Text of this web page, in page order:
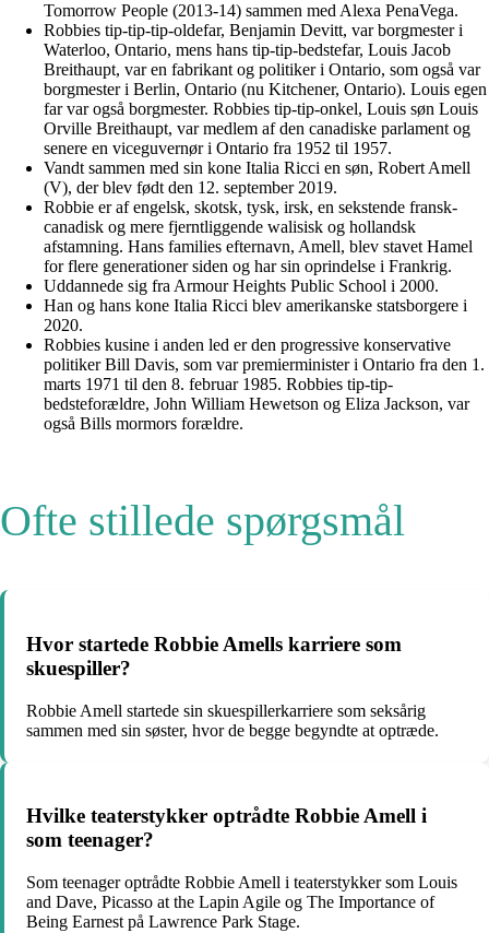
Tomorrow People (2013-14) sammen med Alexa PenaVega.
Robbies tip-tip-tip-oldefar, Benjamin Devitt, var borgmester i
Waterloo, Ontario, mens hans tip-tip-bedstefar, Louis Jacob
Breithaupt, var en fabrikant og politiker i Ontario, som også var
borgmester i Berlin, Ontario (nu Kitchener, Ontario). Louis egen
far var også borgmester. Robbies tip-tip-onkel, Louis søn Louis
Orville Breithaupt, var medlem af den canadiske parlament og
senere en viceguvernør i Ontario fra 1952 til 1957.
Vandt sammen med sin kone Italia Ricci en søn, Robert Amell
(V), der blev født den 12. september 2019.
Robbie er af engelsk, skotsk, tysk, irsk, en sekstende fransk-
canadisk og mere fjerntliggende walisisk og hollandsk
afstamning. Hans families efternavn, Amell, blev stavet Hamel
for flere generationer siden og har sin oprindelse i Frankrig.
Uddannede sig fra Armour Heights Public School i 2000.
Han og hans kone Italia Ricci blev amerikanske statsborgere i
2020.
Robbies kusine i anden led er den progressive konservative
politiker Bill Davis, som var premierminister i Ontario fra den 1.
marts 1971 til den 8. februar 1985. Robbies tip-tip-
bedsteforældre, John William Hewetson og Eliza Jackson, var
også Bills mormors forældre.
Ofte stillede spørgsmål
Hvor startede Robbie Amells karriere som
skuespiller?
Robbie Amell startede sin skuespillerkarriere som seksårig
sammen med sin søster, hvor de begge begyndte at optræde.
Hvilke teaterstykker optrådte Robbie Amell i
som teenager?
Som teenager optrådte Robbie Amell i teaterstykker som Louis
and Dave, Picasso at the Lapin Agile og The Importance of
Being Earnest på Lawrence Park Stage.